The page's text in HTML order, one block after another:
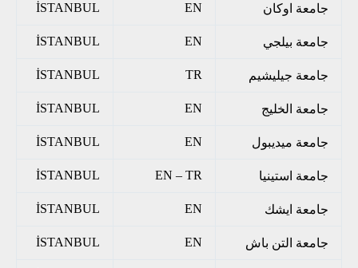
جامعة اوكان EN
İSTANBUL
جامعة بيلجي EN
İSTANBUL
جامعة جيليشيم TR
İSTANBUL
جامعة الخليج EN
İSTANBUL
جامعة ميديبول EN
İSTANBUL
جامعة استينيا EN – TR
İSTANBUL
جامعة ايشك EN
İSTANBUL
جامعة التن باش EN
İSTANBUL